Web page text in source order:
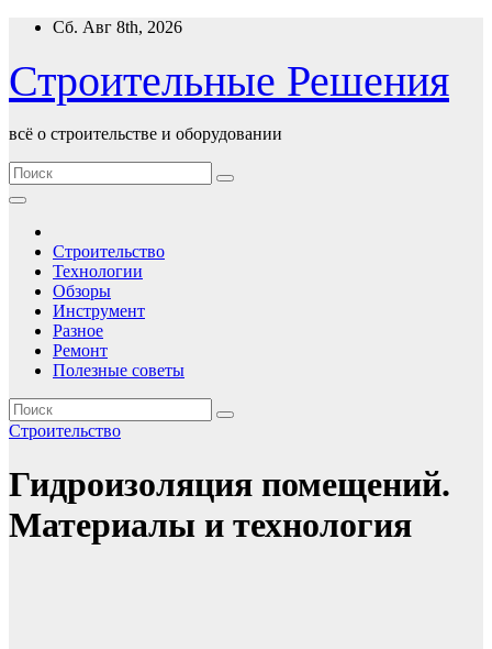
Перейти
содержимому
Сб. Авг 8th, 2026
Строительные Решения
всё о строительстве и оборудовании
Строительство
Технологии
Обзоры
Инструмент
Разное
Ремонт
Полезные советы
Строительство
Гидроизоляция помещений.
Материалы и технология